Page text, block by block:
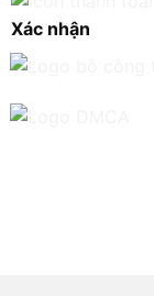
Xác nhận